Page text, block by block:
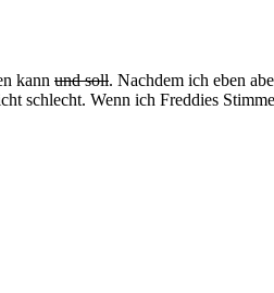
kann und soll. Nachdem ich eben
schlecht. Wenn ich Freddies